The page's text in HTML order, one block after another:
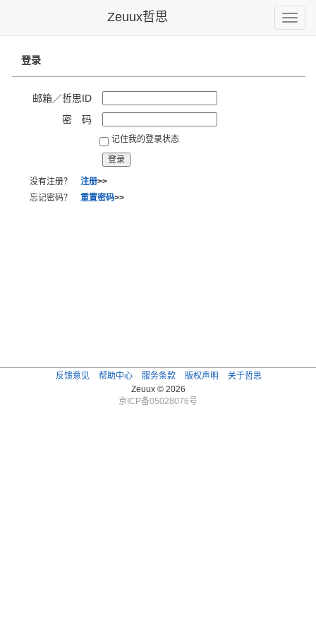
Toggle
Zeuux哲思
登录
邮箱／哲思ID
密 码
记住我的登录状态
没有注册？ 注册>>
忘记密码？ 重置密码>>
反馈意见 帮助中心 服务条款 版权声明
关于哲思
Zeuux © 2026
京ICP备05028076号